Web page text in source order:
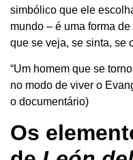
simbólico que ele
mundo – é uma forma
que se veja, se sinta, se
“Um homem que se
no modo de viver o
o documentário)
Os